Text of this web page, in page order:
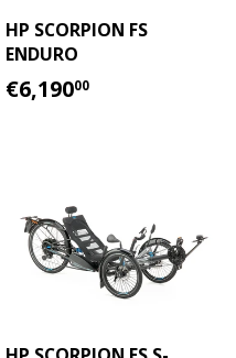
HP SCORPION FS
ENDURO
PRECIO
HABITUAL
€6,19000